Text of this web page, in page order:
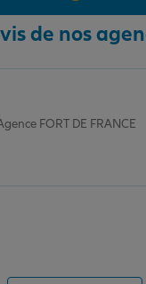
de nos
FORT DE FRANCE